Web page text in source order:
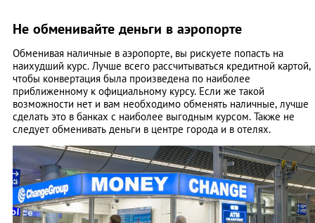
Не обменивайте деньги в аэропорте
Обменивая наличные в аэропорте, вы рискуете попасть на
наихудший курс. Лучше всего рассчитываться кредитной картой,
чтобы конвертация была произведена по наиболее
приближенному к официальному курсу. Если же такой
возможности нет и вам необходимо обменять наличные, лучше
сделать это в банках с наиболее выгодным курсом. Также не
следует обменивать деньги в центре города и в отелях.